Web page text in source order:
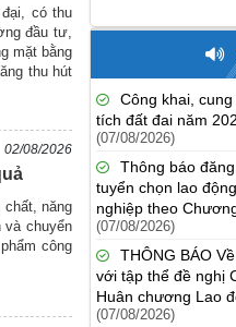
có thu
đầu tư,
mặt bằng
thu hút
02/08/2026
chất, năng
và chuyển
công
Công khai,
tích đất đai năm
(07/08/2026)
Thông báo
tuyển chọn lao
nghiệp theo
(07/08/2026)
THÔNG BÁO
với tập thể đề nghị
Huân chương Lao
(07/08/2026)